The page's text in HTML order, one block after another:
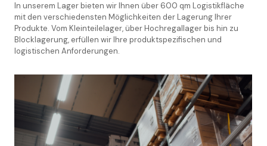
In unserem Lager bieten wir Ihnen über 600 qm Logistikfläche
mit den verschiedensten Möglichkeiten der Lagerung Ihrer
Produkte. Vom Kleinteilelager, über Hochregallager bis hin zu
Blocklagerung, erfüllen wir Ihre produktspezifischen und
logistischen Anforderungen.